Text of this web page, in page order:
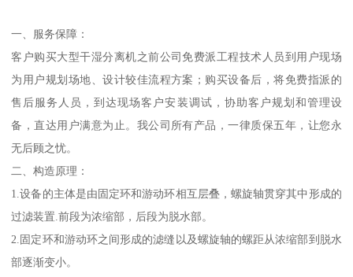
一、服务保障：
客户购买大型干湿分离机之前公司免费派工程技术人员到用户现场
为用户规划场地、设计较佳流程方案；购买设备后，将免费指派的
售后服务人员，到达现场客户安装调试，协助客户规划和管理设
备，直达用户满意为止。我公司所有产品，一律质保五年，让您永
无后顾之忧。
二、构造原理：
1.设备的主体是由固定环和游动环相互层叠，螺旋轴贯穿其中形成的
过滤装置.前段为浓缩部，后段为脱水部。
2.固定环和游动环之间形成的滤缝以及螺旋轴的螺距从浓缩部到脱水
部逐渐变小。